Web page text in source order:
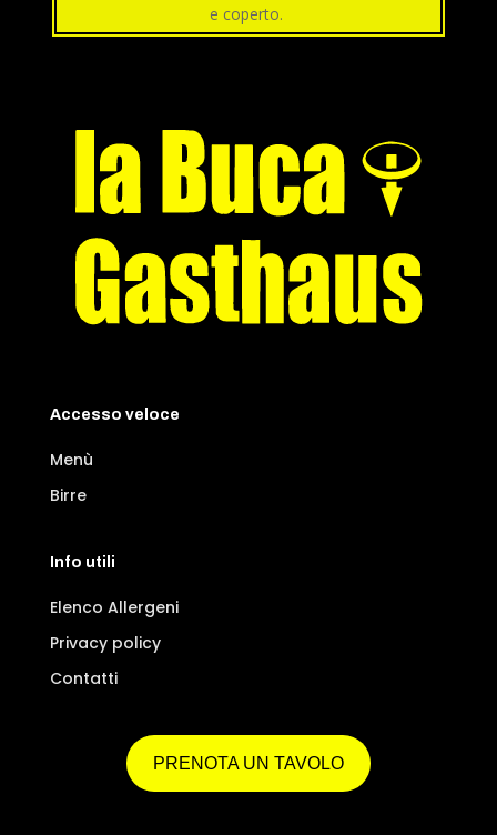
e coperto.
Accesso veloce
Menù
Birre
Info utili
Elenco Allergeni
Privacy policy
Contatti
PRENOTA UN TAVOLO